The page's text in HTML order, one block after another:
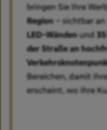
bringen Sie Ihre
Region– sichtbar
LED-Wändenund
der Straße an
Bereichen, damit
erscheint, wo Ihre